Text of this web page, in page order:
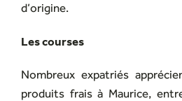
d’origine.
Les courses
Nombreux expatriés
produits frais à Maurice,